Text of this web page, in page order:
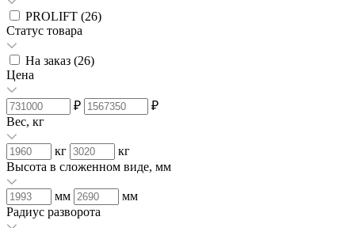
PROLIFT (26)
Статус товара
На заказ (26)
Цена
₽
₽
Вес, кг
кг
кг
Высота в сложенном виде, мм
мм
мм
Радиус разворота